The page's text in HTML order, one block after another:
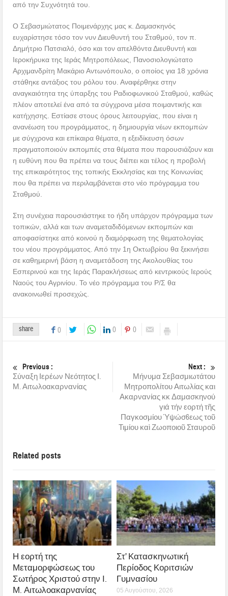
από την Συχνότητά του.
Ο Σεβασμιώτατος Ποιμενάρχης μας κ. Δαμασκηνός
ευχαρίστησε τόσο τον νυν Διευθυντή του Σταθμού, τον π.
Δημήτριο Πατσιαλό, όσο και τον απελθόντα Διευθυντή και
Ιεροκήρυκα της Ιεράς Μητροπόλεως, Πανοσιολογιώτατο
Αρχιμανδρίτη Μακάριο Αντωνόπουλο, ο οποίος για 18 χρόνια
στάθηκε αντάξιος του ρόλου του. Αναφέρθηκε στην
αναγκαιότητα της ύπαρξης του Ραδιοφωνικού Σταθμού, καθώς
πλέον αποτελεί ένα από τα σύγχρονα μέσα ποιμαντικής και
κατήχησης. Εστίασε στους όρους λειτουργίας, που είναι η
ανανέωση του προγράμματος, η δημιουργία νέων εκπομπών
με σύγχρονα και επίκαιρα θέματα, η εξειδίκευση όσων
πραγματοποιούν εκπομπές στα θέματα που παρουσιάζουν και
η ευθύνη που θα πρέπει να τους διέπει και τέλος η προβολή
της επικαιρότητος της τοπικής Εκκλησίας και της Κοινωνίας
που θα πρέπει να περιλαμβάνεται στο νέο πρόγραμμα του
Σταθμού.
Στη συνέχεια παρουσιάστηκε το ήδη υπάρχον πρόγραμμα των
τοπικών, αλλά και των αναμεταδιδόμενων εκπομπών και
αποφασίστηκε από κοινού η διαμόρφωση της θεματολογίας
του νέου προγράμματος. Από την 1η Οκτωβρίου θα ξεκινήσει
σε καθημερινή βάση η αναμετάδοση της Ακολουθίας του
Εσπερινού και της Ιεράς Παρακλήσεως από κεντρικούς Ιερούς
Ναούς του Αγρινίου. Το νέο πρόγραμμα του Ρ/Σ θα
ανακοινωθεί προσεχώς.
share 0 0 0
Previous :
Σύναξη Ιερέων Νεότητος Ι.
Μ. Αιτωλοακαρνανίας
Next :
Μήνυμα Σεβασμιωτάτου
Μητροπολίτου Αιτωλίας και
Ακαρνανίας κκ Δαμασκηνού
γιά τήν εορτή τῆς
Παγκοσμίου Ὑψώσ6εως τοῦ
Τιμίου καὶ Ζωοποιοῦ Σταυροῦ
Related posts
Η εορτή της
Μεταμορφώσεως του
Σωτήρος Χριστού στην Ι.
Μ. Αιτωλοακαρνανίας
Στ’ Κατασκηνωτική
Περίοδος Κοριτσιών
Γυμνασίου
05 Αυγούστου, 2026